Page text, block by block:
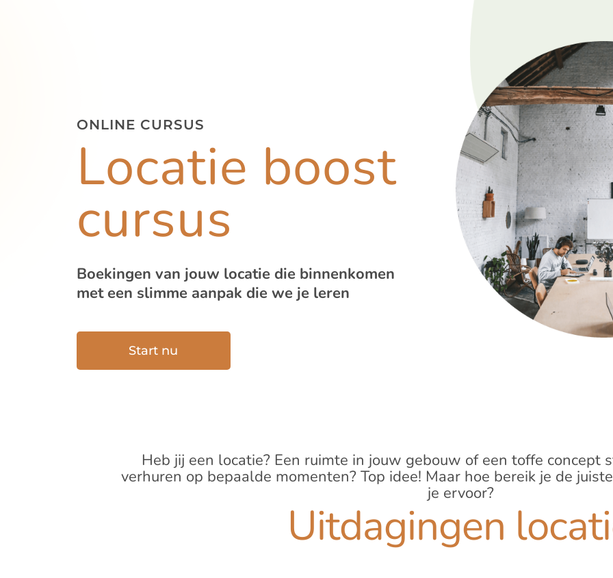
ONLINE CURSUS
Locatie boost
cursus
Boekingen van jouw locatie die binnenkomen
met een slimme aanpak die we je leren
Start nu
Heb jij een locatie? Een ruimte in jouw gebouw of een toffe concept
verhuren op bepaalde momenten? Top idee! Maar hoe bereik je de
je ervoor?
Uitdagingen